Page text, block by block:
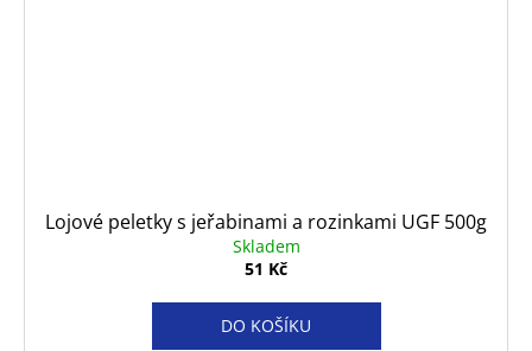
Lojové peletky s jeřabinami a rozinkami UGF 500g
Skladem
51 Kč
DO KOŠÍKU